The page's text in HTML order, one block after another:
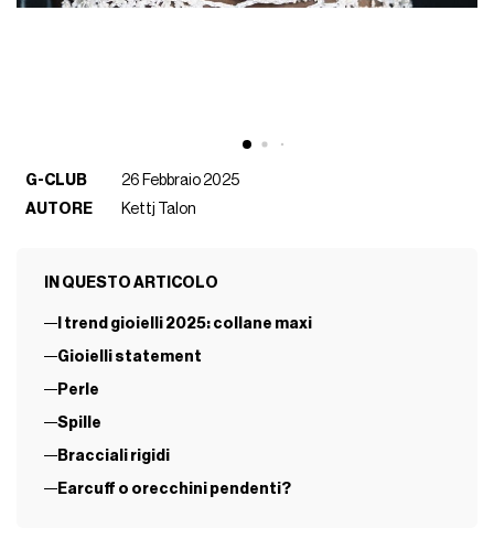
G-CLUB
26 Febbraio 2025
AUTORE
Kettj Talon
IN QUESTO ARTICOLO
I trend gioielli 2025: collane maxi
Gioielli statement
Perle
Spille
Bracciali rigidi
Earcuff o orecchini pendenti?